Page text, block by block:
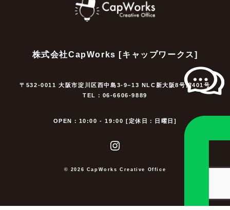
相談
株式会社CapWorks [キャップワークス]
〒532-0011 大阪市淀川区西中島3-9−13 NLC新大阪8号館401号
TEL：06-6606-9889
OPEN：10:00 - 19:00 [定休日：日曜日]
© 2026 CapWorks Creative Office